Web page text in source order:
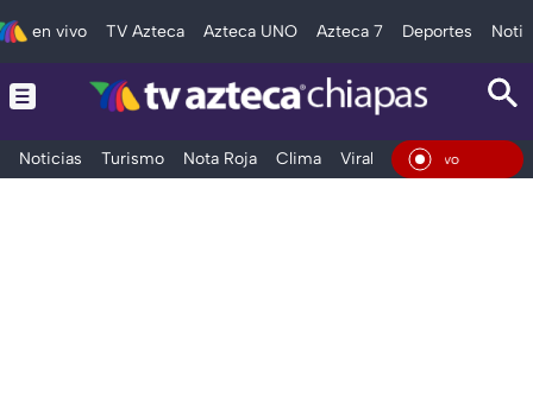
en vivo TV Azteca Azteca UNO Azteca 7 Deportes
Noticias Turismo Nota Roja Clima Viral y Tendencia En